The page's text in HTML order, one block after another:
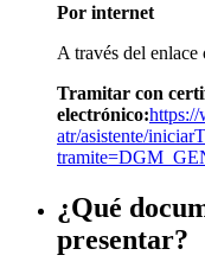
Por internet
A través del enlace
Tramitar con
electrónico:https://
atr/asistente/
¿Qué
presentar?